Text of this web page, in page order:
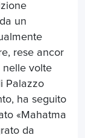
un
rese ancor
nelle volte
Palazzo
ha seguito
«Mahatma
da